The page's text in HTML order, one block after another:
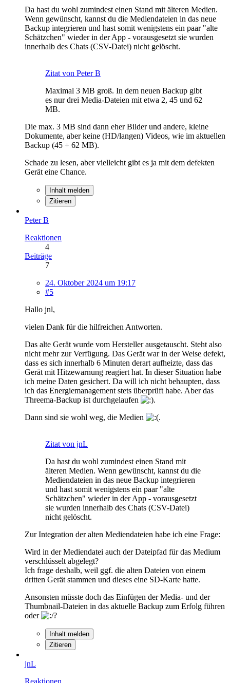
Da hast du wohl zumindest einen Stand mit älteren Medien.
Wenn gewünscht, kannst du die Mediendateien in das neue
Backup integrieren und hast somit wenigstens ein paar "alte
Schätzchen" wieder in der App - vorausgesetzt sie wurden
innerhalb des Chats (CSV-Datei) nicht gelöscht.
Zitat von Peter B
Maximal 3 MB groß. In dem neuen Backup gibt
es nur drei Media-Dateien mit etwa 2, 45 und 62
MB.
Die max. 3 MB sind dann eher Bilder und andere, kleine
Dokumente, aber keine (HD/langen) Videos, wie im aktuellen
Backup (45 + 62 MB).
Schade zu lesen, aber vielleicht gibt es ja mit dem defekten
Gerät eine Chance.
Inhalt melden
Zitieren
Peter B
Reaktionen
4
Beiträge
7
24. Oktober 2024 um 19:17
#5
Hallo jnl,
vielen Dank für die hilfreichen Antworten.
Das alte Gerät wurde vom Hersteller ausgetauscht. Steht also
nicht mehr zur Verfügung. Das Gerät war in der Weise defekt,
dass es sich innerhalb 6 Minuten derart aufheizte, dass das
Gerät mit Hitzewarnung reagiert hat. In dieser Situation habe
ich meine Daten gesichert. Da will ich nicht behaupten, dass
ich das Energiemanagement stets überprüft habe. Aber das
Threema-Backup ist durchgelaufen
.
Dann sind sie wohl weg, die Medien
.
Zitat von jnL
Da hast du wohl zumindest einen Stand mit
älteren Medien. Wenn gewünscht, kannst du die
Mediendateien in das neue Backup integrieren
und hast somit wenigstens ein paar "alte
Schätzchen" wieder in der App - vorausgesetzt
sie wurden innerhalb des Chats (CSV-Datei)
nicht gelöscht.
Zur Integration der alten Mediendateien habe ich eine Frage:
Wird in der Mediendatei auch der Dateipfad für das Medium
verschlüsselt abgelegt?
Ich frage deshalb, weil ggf. die alten Dateien von einem
dritten Gerät stammen und dieses eine SD-Karte hatte.
Ansonsten müsste doch das Einfügen der Media- und der
Thumbnail-Dateien in das aktuelle Backup zum Erfolg führen
oder
?
Inhalt melden
Zitieren
jnL
Reaktionen